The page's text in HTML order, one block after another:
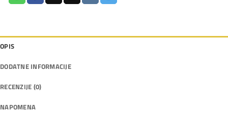
OPIS
DODATNE INFORMACIJE
RECENZIJE (0)
NAPOMENA